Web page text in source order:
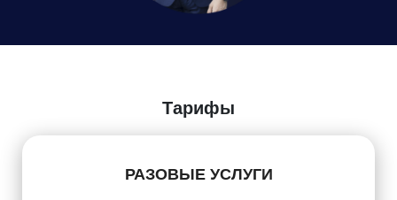
Тарифы
РАЗОВЫЕ УСЛУГИ
Согласие на обработку персональных данных